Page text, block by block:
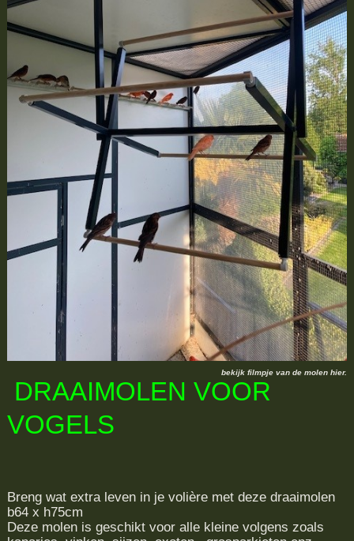
bekijk filmpje van de molen hier.
DRAAIMOLEN VOOR
VOGELS
Breng wat extra leven in je volière met deze draaimolen
b64 x h75cm
Deze molen is geschikt voor alle kleine volgens zoals